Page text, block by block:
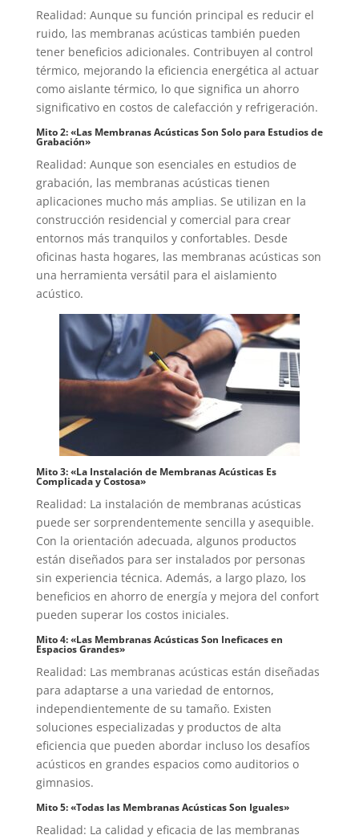
Realidad: Aunque su función principal es reducir el
ruido, las membranas acústicas también pueden
tener beneficios adicionales. Contribuyen al control
térmico, mejorando la eficiencia energética al actuar
como aislante térmico, lo que significa un ahorro
significativo en costos de calefacción y refrigeración.
Mito 2: «Las Membranas Acústicas Son Solo para Estudios de
Grabación»
Realidad: Aunque son esenciales en estudios de
grabación, las membranas acústicas tienen
aplicaciones mucho más amplias. Se utilizan en la
construcción residencial y comercial para crear
entornos más tranquilos y confortables. Desde
oficinas hasta hogares, las membranas acústicas son
una herramienta versátil para el aislamiento
acústico.
Mito 3: «La Instalación de Membranas Acústicas Es
Complicada y Costosa»
Realidad: La instalación de membranas acústicas
puede ser sorprendentemente sencilla y asequible.
Con la orientación adecuada, algunos productos
están diseñados para ser instalados por personas
sin experiencia técnica. Además, a largo plazo, los
beneficios en ahorro de energía y mejora del confort
pueden superar los costos iniciales.
Mito 4: «Las Membranas Acústicas Son Ineficaces en
Espacios Grandes»
Realidad: Las membranas acústicas están diseñadas
para adaptarse a una variedad de entornos,
independientemente de su tamaño. Existen
soluciones especializadas y productos de alta
eficiencia que pueden abordar incluso los desafíos
acústicos en grandes espacios como auditorios o
gimnasios.
Mito 5: «Todas las Membranas Acústicas Son Iguales»
Realidad: La calidad y eficacia de las membranas